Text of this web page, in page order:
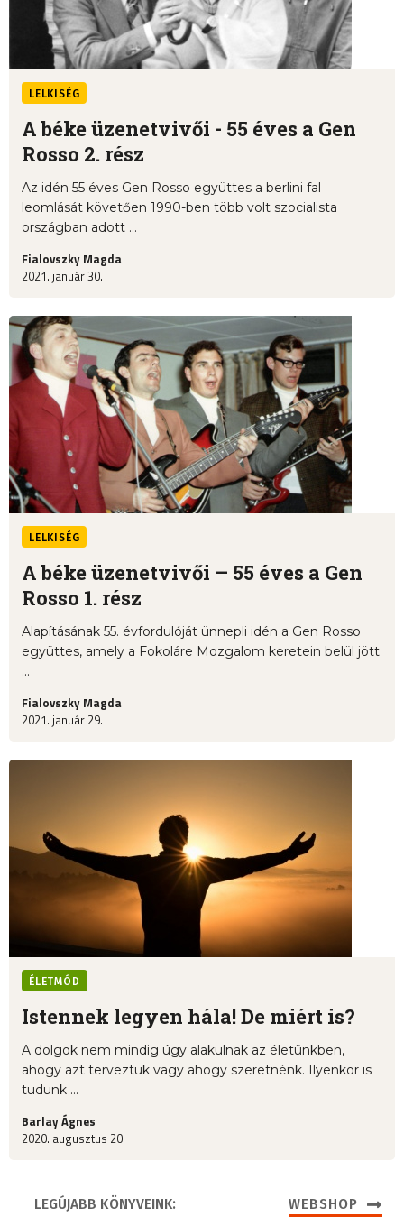
LELKISÉG
A béke üzenetvivői - 55 éves a Gen
Rosso 2. rész
Az idén 55 éves Gen Rosso együttes a berlini fal
leomlását követően 1990-ben több volt szocialista
országban adott ...
Fialovszky Magda
2021. január 30.
LELKISÉG
A béke üzenetvivői – 55 éves a Gen
Rosso 1. rész
Alapításának 55. évfordulóját ünnepli idén a Gen Rosso
együttes, amely a Fokoláre Mozgalom keretein belül jött
...
Fialovszky Magda
2021. január 29.
ÉLETMÓD
Istennek legyen hála! De miért is?
A dolgok nem mindig úgy alakulnak az életünkben,
ahogy azt terveztük vagy ahogy szeretnénk. Ilyenkor is
tudunk ...
Barlay Ágnes
2020. augusztus 20.
LEGÚJABB KÖNYVEINK: WEBSHOP